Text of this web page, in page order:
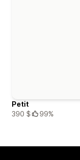
Petit
390 $
99%